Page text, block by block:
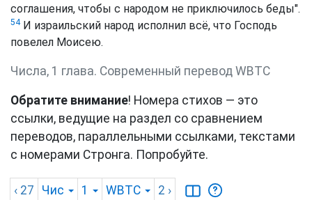
соглашения, чтобы с народом не приключилось беды".
54И израильский народ исполнил всё, что Господь
повелел Моисею.
Числа, 1 глава. Cовременный перевод WBTC
Обратите внимание! Номера стихов — это
ссылки, ведущие на раздел со сравнением
переводов, параллельными ссылками, текстами
с номерами Стронга. Попробуйте.
‹ 27 Чис 1 WBTC 2 ›